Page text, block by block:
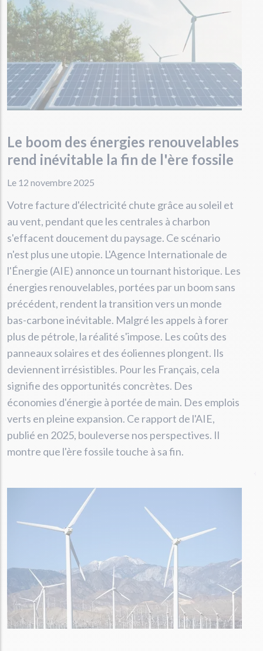
Le boom des énergies renouvelables
rend inévitable la fin de l'ère fossile
Le 12 novembre 2025
Votre facture d'électricité chute grâce au soleil et
au vent, pendant que les centrales à charbon
s'effacent doucement du paysage. Ce scénario
n'est plus une utopie. L'Agence Internationale de
l'Énergie (AIE) annonce un tournant historique. Les
énergies renouvelables, portées par un boom sans
précédent, rendent la transition vers un monde
bas-carbone inévitable. Malgré les appels à forer
plus de pétrole, la réalité s'impose. Les coûts des
panneaux solaires et des éoliennes plongent. Ils
deviennent irrésistibles. Pour les Français, cela
signifie des opportunités concrètes. Des
économies d'énergie à portée de main. Des emplois
verts en pleine expansion. Ce rapport de l'AIE,
publié en 2025, bouleverse nos perspectives. Il
montre que l'ère fossile touche à sa fin.